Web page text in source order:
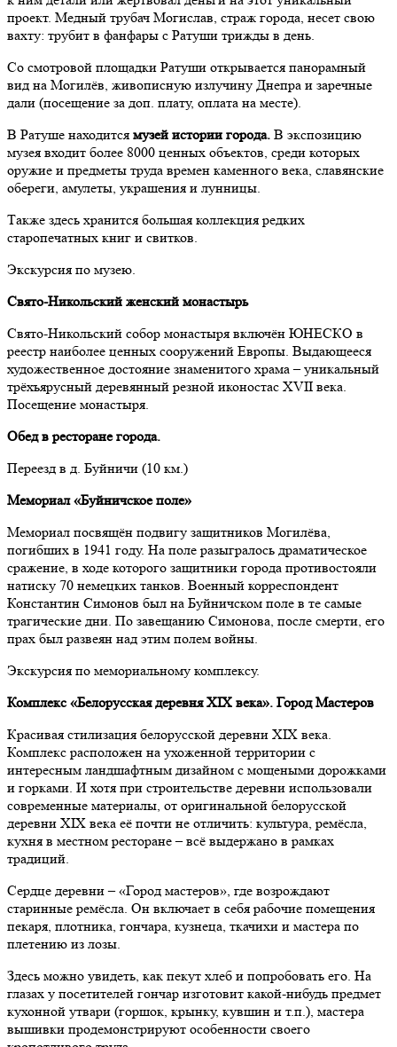
проект. Медный трубач Могислав, страж города, несет свою
вахту: трубит в фанфары с Ратуши трижды в день.
Со смотровой площадки Ратуши открывается панорамный
вид на Могилёв, живописную излучину Днепра и заречные
дали (посещение за доп. плату, оплата на месте).
В Ратуше находится музей истории города. В экспозицию
музея входит более 8000 ценных объектов, среди которых
оружие и предметы труда времен каменного века, славянские
обереги, амулеты, украшения и лунницы.
Также здесь хранится большая коллекция редких
старопечатных книг и свитков.
Экскурсия по музею.
Свято-Никольский женский монастырь
Свято-Никольский собор монастыря включён ЮНЕСКО в
реестр наиболее ценных сооружений Европы. Выдающееся
художественное достояние знаменитого храма – уникальный
трёхъярусный деревянный резной иконостас XVII века.
Посещение монастыря.
Обед в ресторане города.
Переезд в д. Буйничи (10 км.)
Мемориал «Буйничское поле»
Мемориал посвящён подвигу защитников Могилёва,
погибших в 1941 году. На поле разыгралось драматическое
сражение, в ходе которого защитники города противостояли
натиску 70 немецких танков. Военный корреспондент
Константин Симонов был на Буйничском поле в те самые
трагические дни. По завещанию Симонова, после смерти, его
прах был развеян над этим полем войны.
Экскурсия по мемориальному комплексу.
Комплекс «Белорусская деревня ХIХ века». Город Мастеров
Красивая стилизация белорусской деревни ХIХ века.
Комплекс расположен на ухоженной территории с
интересным ландшафтным дизайном с мощеными дорожками
и горками. И хотя при строительстве деревни использовали
современные материалы, от оригинальной белорусской
деревни XIX века её почти не отличить: культура, ремёсла,
кухня в местном ресторане – всё выдержано в рамках
традиций.
Сердце деревни – «Город мастеров», где возрождают
старинные ремёсла. Он включает в себя рабочие помещения
пекаря, плотника, гончара, кузнеца, ткачихи и мастера по
плетению из лозы.
Здесь можно увидеть, как пекут хлеб и попробовать его. На
глазах у посетителей гончар изготовит какой-нибудь предмет
кухонной утвари (горшок, крынку, кувшин и т.п.), мастера
вышивки продемонстрируют особенности своего